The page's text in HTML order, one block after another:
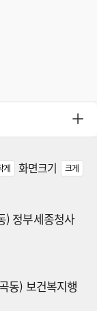
게 화면크기 크게
) 정부세종청사
동) 보건복지행